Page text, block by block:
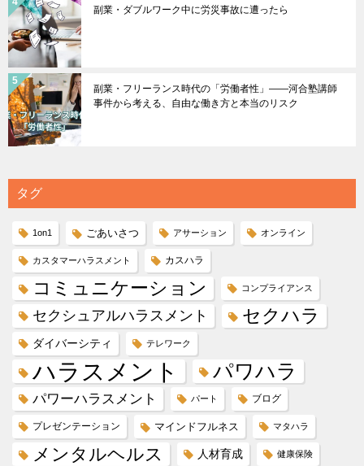
副業・ダブルワーク中に労災事故に遭ったら
副業・フリーランス時代の「労働者性」――河合塾講師
事件から考える、自由な働き方と本当のリスク
タグ
1on1 ごあいさつ アサーション オンライン
カスタマーハラスメント カスハラ
コミュニケーション コンプライアンス
セクシュアルハラスメント セクハラ
ダイバーシティ テレワーク
ハラスメント パワハラ
パワーハラスメント パート ブログ
プレゼンテーション マインドフルネス マタハラ
メンタルヘルス 人材育成 健康保険